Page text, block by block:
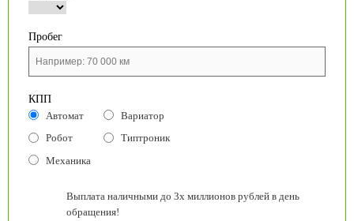
Пробег
КПП
Автомат
Вариатор
Робот
Типтроник
Механика
Выплата наличными до 3х миллионов рублей в день
обращения!